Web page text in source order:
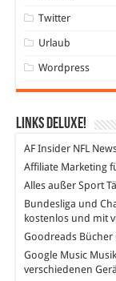
Twitter
Urlaub
Wordpress
Links DeLuXe!
AF InsiderNFL
Affiliate Marketing
Alles außer Sport
Bundesliga und
kostenlos und mit
GoodreadsBücher
Google Music
verschiedenen